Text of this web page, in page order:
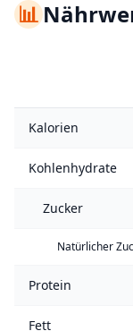
📊
Kalorien
Kohlenhydrate
Zucker
Natürlicher
Protein
Fett